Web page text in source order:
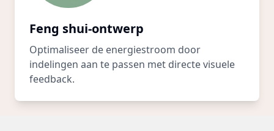
Feng shui-ontwerp
Optimaliseer de energiestroom door
indelingen aan te passen met directe visuele
feedback.